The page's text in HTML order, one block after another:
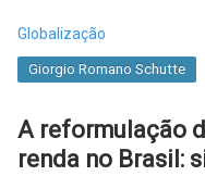
Globalização
Giorgio Romano Schutte
A reformulação
renda no Brasil: